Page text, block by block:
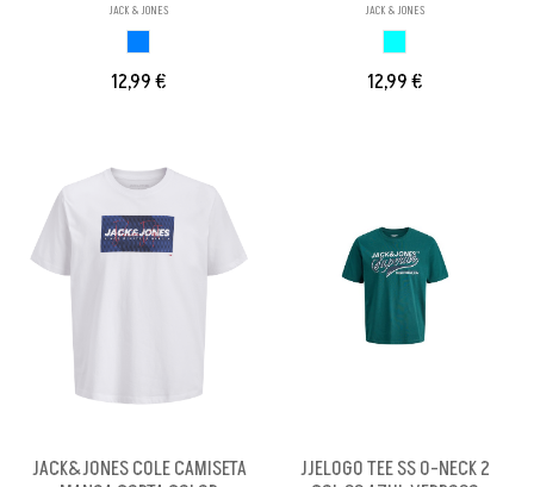
JACK & JONES
12,99 €
JACK & JONES
12,99 €
JACK&JONES COLE CAMISETA
JJELOGO TEE SS O-NECK 2